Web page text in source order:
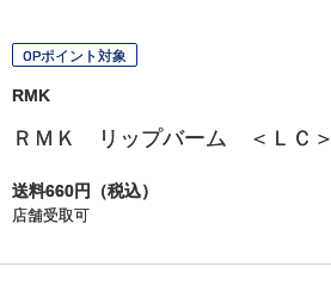
OPポイント対象
RMK
ＲＭＫ リップバーム ＜ＬＣ＞
送料660円（税込）
店舗受取可